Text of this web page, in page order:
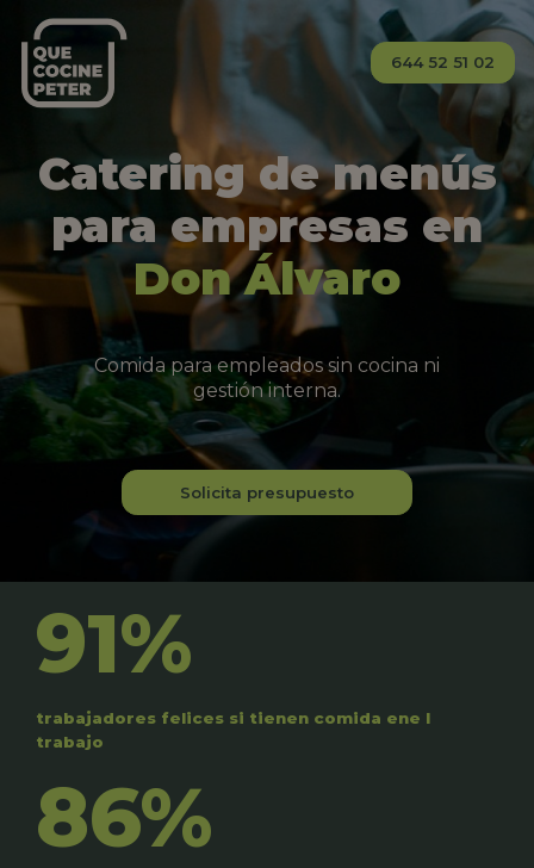
644 52 51 02
Catering de menús
para empresas en
Don Álvaro
Comida para empleados sin cocina ni
gestión interna.
Solicita presupuesto
91%
trabajadores felices si tienen comida ene l
trabajo
86%